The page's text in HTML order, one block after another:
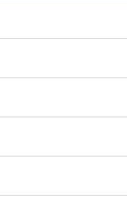
, 시간, 장소로 구성